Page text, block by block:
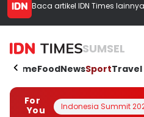
Baca artikel IDN Times lainnya
SUMSEL
HomeFoodNewsSportTravel
For
You
Indonesia Summit